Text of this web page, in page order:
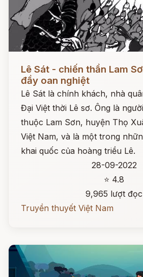
Lê Sát - chiến thần Lam
đầy oan nghiệt
Lê Sát là chính khách, nhà
Đại Việt thời Lê sơ. Ông là
thuộc Lam Sơn, huyện Thọ
Việt Nam, và là một trong
khai quốc của hoàng triều Lê.
28-09-2022
⭐ 4.8
9,965 lượt đọc
Truyền thuyết Việt Nam